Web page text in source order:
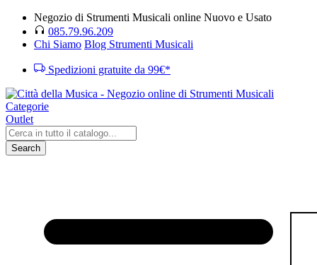
Negozio di Strumenti Musicali online Nuovo e Usato
085.79.96.209
Chi Siamo Blog Strumenti Musicali
Spedizioni gratuite da 99€*
Categorie
Outlet
Search